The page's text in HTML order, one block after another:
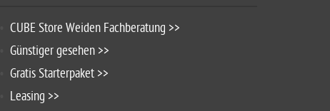
CUBE Store Weiden Fachberatung >>
Günstiger gesehen >>
Gratis Starterpaket >>
Leasing >>